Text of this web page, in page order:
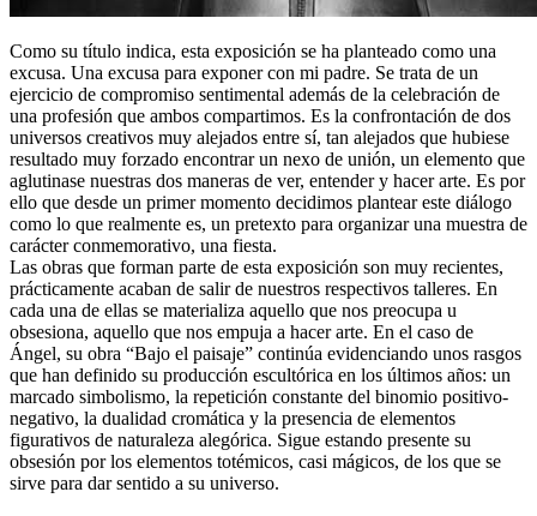
Como su título indica, esta exposición se ha planteado como una
excusa. Una excusa para exponer con mi padre. Se trata de un
ejercicio de compromiso sentimental además de la celebración de
una profesión que ambos compartimos. Es la confrontación de dos
universos creativos muy alejados entre sí, tan alejados que hubiese
resultado muy forzado encontrar un nexo de unión, un elemento que
aglutinase nuestras dos maneras de ver, entender y hacer arte. Es por
ello que desde un primer momento decidimos plantear este diálogo
como lo que realmente es, un pretexto para organizar una muestra de
carácter conmemorativo, una fiesta.
Las obras que forman parte de esta exposición son muy recientes,
prácticamente acaban de salir de nuestros respectivos talleres. En
cada una de ellas se materializa aquello que nos preocupa u
obsesiona, aquello que nos empuja a hacer arte. En el caso de
Ángel, su obra “Bajo el paisaje” continúa evidenciando unos rasgos
que han definido su producción escultórica en los últimos años: un
marcado simbolismo, la repetición constante del binomio positivo-
negativo, la dualidad cromática y la presencia de elementos
figurativos de naturaleza alegórica. Sigue estando presente su
obsesión por los elementos totémicos, casi mágicos, de los que se
sirve para dar sentido a su universo.